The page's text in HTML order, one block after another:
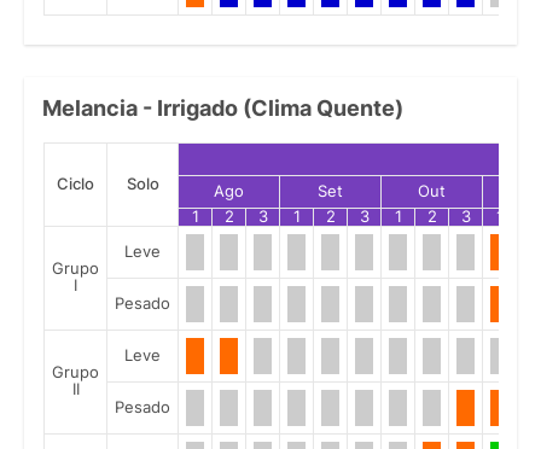
Melancia - Irrigado (Clima Quente)
Ciclo Solo Ago Set Out
1
2 3 1 2 3 1 2 3 1
Grupo
I
Leve
Pesado
Grupo
II
Leve
Pesado